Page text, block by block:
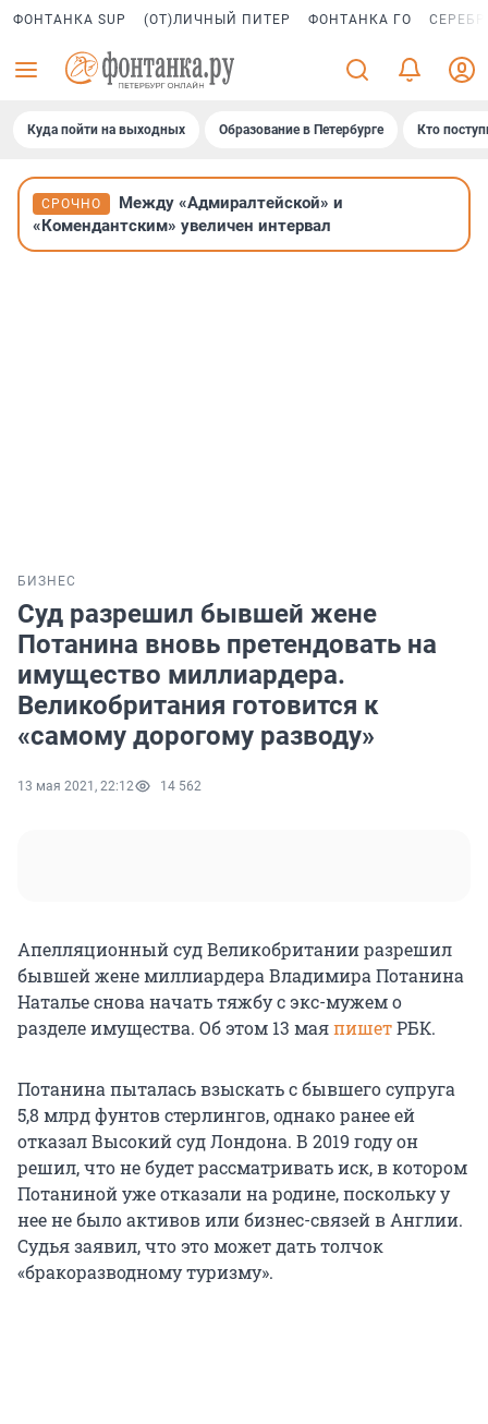
ФОНТАНКА SUP (ОТ)ЛИЧНЫЙ ПИТЕР ФОНТАНКА ГО
Куда пойти на выходных Образование в Петербурге Кто
СРОЧНО
Между «Адмиралтейской» и
«Комендантским» увеличен интервал
БИЗНЕС
Суд разрешил бывшей жене
Потанина вновь претендовать на
имущество миллиардера.
Великобритания готовится к
«самому дорогому разводу»
13 мая 2021, 22:12 14 562
Апелляционный суд Великобритании разрешил
бывшей жене миллиардера Владимира Потанина
Наталье снова начать тяжбу с экс-мужем о
разделе имущества. Об этом 13 маяпишетРБК.
Потанина пыталась взыскать с бывшего супруга
5,8 млрд фунтов стерлингов, однако ранее ей
отказал Высокий суд Лондона. В 2019 году он
решил, что не будет рассматривать иск, в котором
Потаниной уже отказали на родине, поскольку у
нее не было активов или бизнес-связей в Англии.
Судья заявил, что это может дать толчок
«бракоразводному туризму».